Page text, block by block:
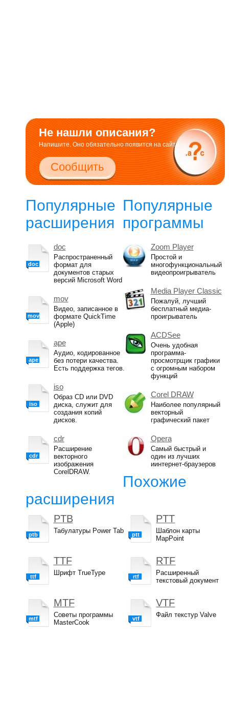
Не нашли описания?
Напишите. Оно обязательно появится на сайте.
Сообщить
Популярные
расширения
doc
doc
Распространенный
формат для
документов старых
версий Microsoft Word
mov
mov
Видео, записанное в
формате QuickTime
(Apple)
ape
ape
Аудио, кодированное
без потери качества.
Есть поддержка тегов.
iso
iso
Образ CD или DVD
диска, служит для
создания копий
дисков.
cdr
cdr
Расширение
векторного
изображения
CorelDRAW.
Популярные
программы
Zoom Player
Простой и
многофункциональный
видеопроигрыватель
Media Player Classic
Пожалуй, лучший
бесплатный медиа-
проигрыватель
ACDSee
Очень удобная
программа-
просмотрщик графики
с огромным набором
функций
Corel DRAW
Наиболее популярный
векторный
графический пакет
Opera
Самый быстрый и
один из лучших
иинтернет-браузеров
Похожие
расширения
ptb
PTB
Табулатуры Power Tab
ttf
TTF
Шрифт TrueType
mtf
MTF
Советы программы
MasterCook
ptt
PTT
Шаблон карты
MapPoint
rtf
RTF
Расширенный
текстовый документ
vtf
VTF
Файл текстур Valve